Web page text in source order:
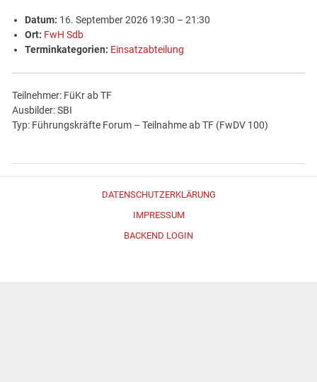
Datum: 16. September 2026 19:30 –21:30
Ort: FwH Sdb
Terminkategorien: Einsatzabteilung
Teilnehmer: FüKr ab TF
Ausbilder: SBI
Typ: Führungskräfte Forum – Teilnahme ab TF (FwDV 100)
DATENSCHUTZERKLÄRUNG
IMPRESSUM
BACKEND LOGIN